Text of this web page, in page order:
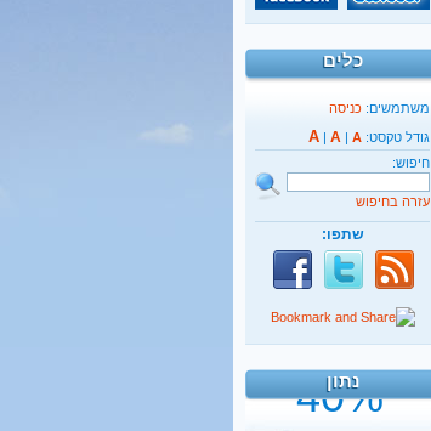
כלים
משתמשים: כניסה
גודל טקסט:
A | A | A
חיפוש:
עזרה בחיפוש
שתפו:
נתון
40%
יודעים כלל אנגלית